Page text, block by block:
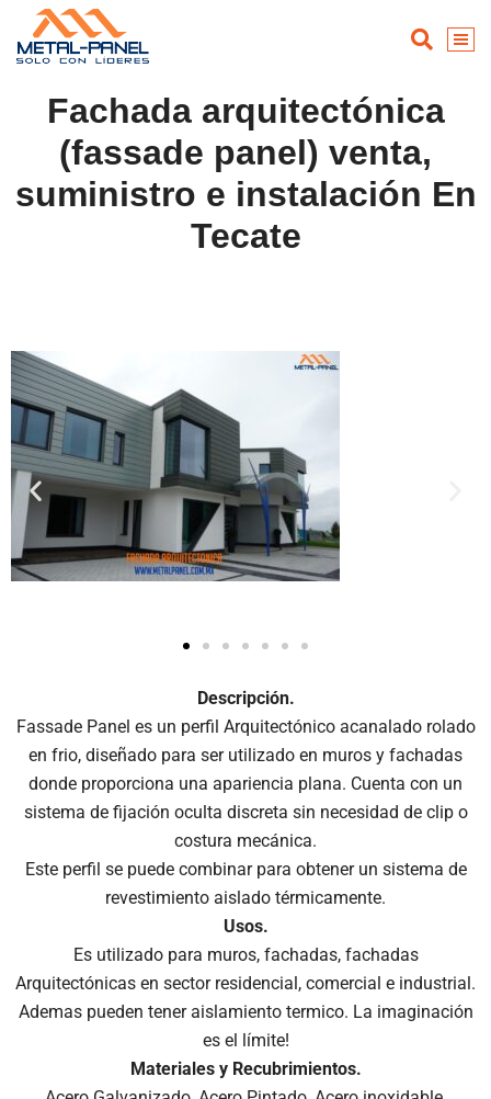
Fachada arquitectónica
(fassade panel) venta,
suministro e instalación En
Tecate
Descripción.
Fassade Panel es un perfil Arquitectónico acanalado rolado
en frio, diseñado para ser utilizado en muros y fachadas
donde proporciona una apariencia plana. Cuenta con un
sistema de fijación oculta discreta sin necesidad de clip o
costura mecánica.
Este perfil se puede combinar para obtener un sistema de
revestimiento aislado térmicamente.
Usos.
Es utilizado para muros, fachadas, fachadas
Arquitectónicas en sector residencial, comercial e industrial.
Ademas pueden tener aislamiento termico. La imaginación
es el límite!
Materiales y Recubrimientos.